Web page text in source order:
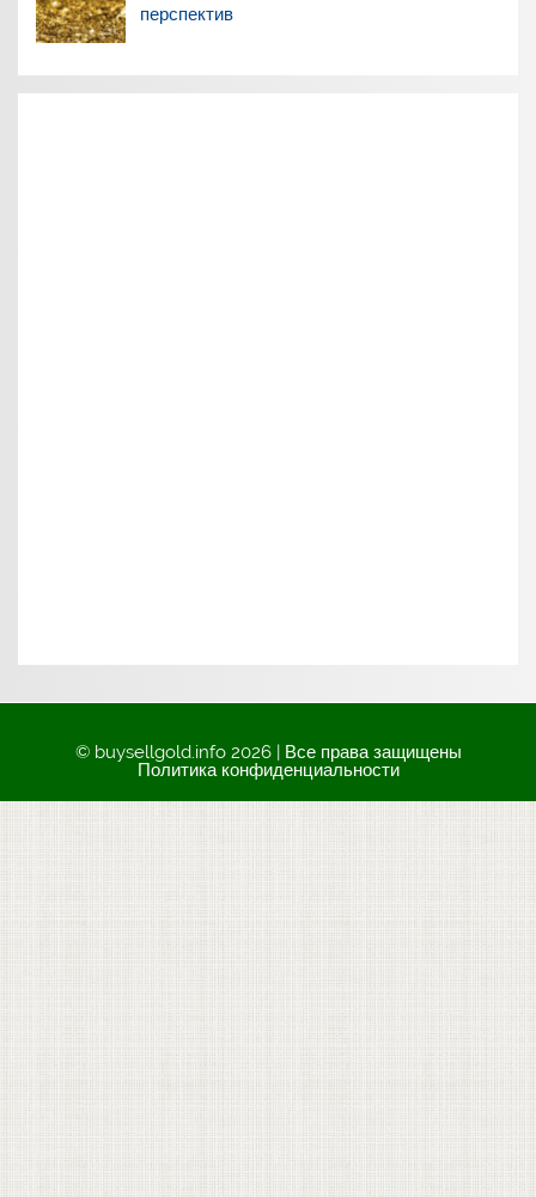
перспектив
© buysellgold.info 2026 | Все права защищены
Политика конфиденциальности